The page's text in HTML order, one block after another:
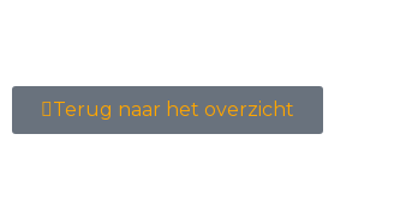
Terug naar het overzicht